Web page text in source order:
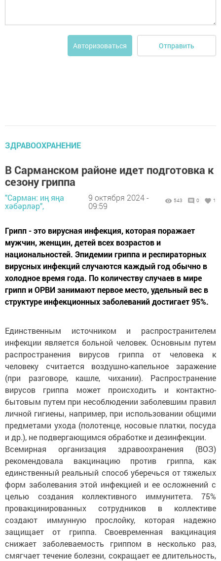
Авторизоваться Отправить
ЗДРАВООХРАНЕНИЕ
В Сарманском районе идет подготовка к
сезону гриппа
"Сарман: иң яңа
хәбәрләр",
9 октября 2024 -
09:59
543 0 1
Грипп - это вирусная инфекция, которая поражает
мужчин, женщин, детей всех возрастов и
национальностей. Эпидемии гриппа и респираторных
вирусных инфекций случаются каждый год обычно в
холодное время года. По количеству случаев в мире
грипп и ОРВИ занимают первое место, удельный вес в
структуре инфекционных заболеваний достигает 95%.
Единственным источником и распространителем
инфекции является больной человек. Основным путем
распространения вирусов гриппа от человека к
человеку считается воздушно-капельное заражение
(при разговоре, кашле, чихании). Распространение
вирусов гриппа может происходить и контактно-
бытовым путем при несоблюдении заболевшим правил
личной гигиены, например, при использовании общими
предметами ухода (полотенце, носовые платки, посуда
и др.), не подвергающимся обработке и дезинфекции.
Всемирная организация здравоохранения (ВОЗ)
рекомендовала вакцинацию против гриппа, как
единственный реальный способ уберечься от тяжелых
форм заболевания этой инфекцией и ее осложнений с
целью создания коллективного иммунитета. 75%
провакцинированных сотрудников в коллективе
создают иммунную прослойку, которая надежно
защищает от гриппа. Своевременная вакцинация
снижает заболеваемость гриппом в несколько раз,
смягчает течение болезни, сокращает ее длительность,